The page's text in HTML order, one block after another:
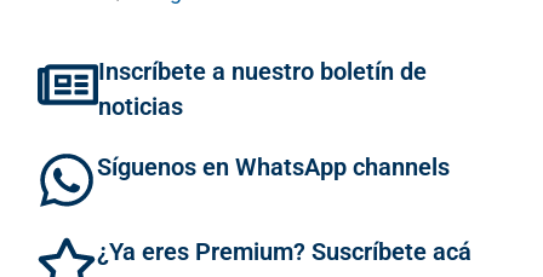
Inscríbete a nuestro boletín de
noticias
Síguenos en WhatsApp channels
¿Ya eres Premium? Suscríbete acá